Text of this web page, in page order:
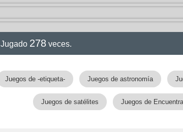
Jugado 278 veces.
Juegos de -etiqueta- Juegos de astronomía
Juegos de satélites Juegos de